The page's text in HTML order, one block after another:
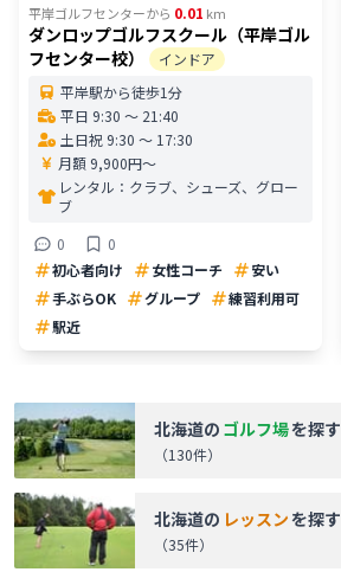
平岸ゴルフセンターから 0.01 km
ダンロップゴルフスクール（平岸ゴル
フセンター校）
インドア
平岸駅から徒歩1分
平日 9:30 〜 21:40
土日祝 9:30 〜 17:30
月額 9,900円〜
レンタル： クラブ、シューズ、グロー
ブ
0
0
初心者向け
女性コーチ
安い
手ぶらOK
グループ
練習利用可
駅近
北海道の ゴルフ場を探す
（130件）
北海道の レッスンを探す
（35件）